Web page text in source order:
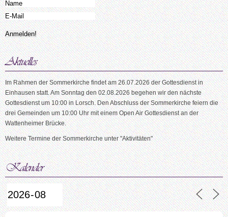
Im Rahmen der Sommerkirche findet am 26.07.2026 der Gottesdienst in
Einhausen statt. Am Sonntag den 02.08.2026 begehen wir den nächste
Gottesdienst um 10:00 in Lorsch. Den Abschluss der Sommerkirche feiern die
drei Gemeinden um 10:00 Uhr mit einem Open Air Gottesdienst an der
Wattenheimer Brücke.
Weitere Termine der Sommerkirche unter "Aktivitäten"